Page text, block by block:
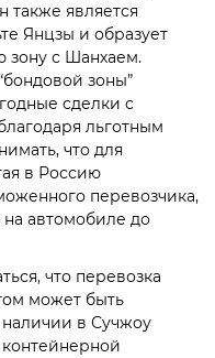
также является
Янцзы и образует
зону с Шанхаем.
зоны”
сделки с
льготным
что для
в Россию
перевозчика,
на автомобиле до
что перевозка
может быть
в Сучжоу